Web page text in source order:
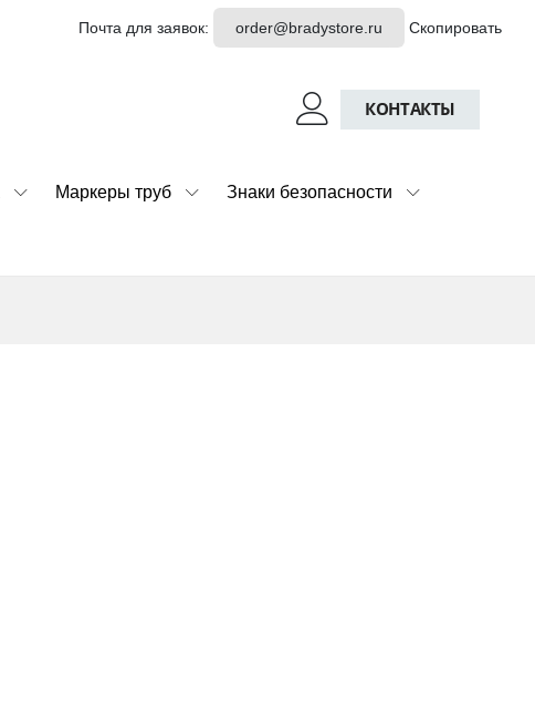
Почта для заявок: order@bradystore.ru Скопировать
КОНТАКТЫ
Маркеры труб Знаки безопасности